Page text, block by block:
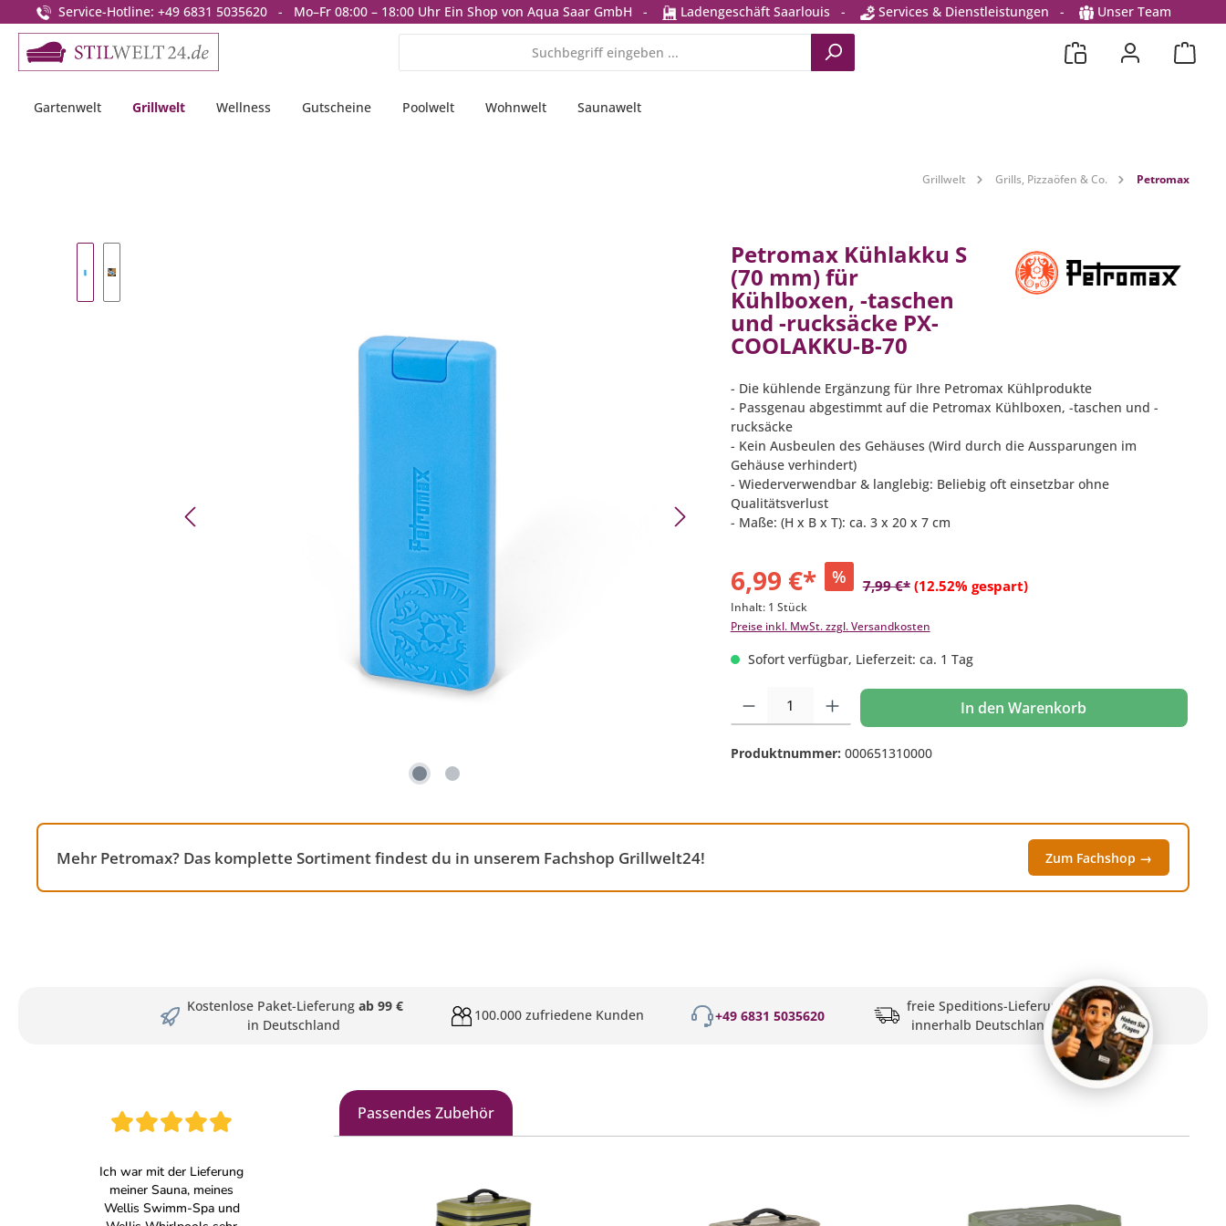
Zur Hauptnavigation springen
Service-Hotline: +49 6831 5035620 - Mo–Fr 08:00 – 18:00 Uhr Ein Shop von Aqua Saar GmbH - Ladengeschäft Saarlouis - Services & Dienstleistungen - Unser Team
Gartenwelt Grillwelt Wellness Gutscheine Poolwelt Wohnwelt Saunawelt
Grillwelt Grills, Pizzaöfen & Co. Petromax
Petromax Kühlakku S
(70 mm) für
Kühlboxen, -taschen
und -rucksäcke PX-
COOLAKKU-B-70
- Die kühlende Ergänzung für Ihre Petromax Kühlprodukte
- Passgenau abgestimmt auf die Petromax Kühlboxen, -taschen und -
rucksäcke
- Kein Ausbeulen des Gehäuses (Wird durch die Aussparungen im
Gehäuse verhindert)
- Wiederverwendbar & langlebig: Beliebig oft einsetzbar ohne
Qualitätsverlust
- Maße: (H x B x T): ca. 3 x 20 x 7 cm
6,99 €* % 7,99 €* (12.52% gespart)
Inhalt: 1 Stück
Preise inkl. MwSt. zzgl. Versandkosten
Sofort verfügbar, Lieferzeit: ca. 1 Tag
Produkt Anzahl: Gib den gewünschten Wert ein oder benutze die Schaltflächen um die
In den Warenkorb
Produktnummer: 000651310000
Mehr Petromax? Das komplette Sortiment findest du in unserem Fachshop Grillwelt24! Zum Fachshop →
Kostenlose Paket-Lieferung ab 99 €
in Deutschland
100.000 zufriedene Kunden +49 6831 5035620
freie Speditions-Lieferung
innerhalb Deutschlands
Passendes Zubehör